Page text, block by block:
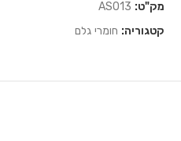
מק"ט: AS013
קטגוריה: חומרי גלם